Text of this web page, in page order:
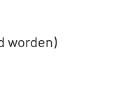
worden)